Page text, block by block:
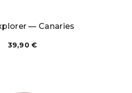
— Canaries
39,90€